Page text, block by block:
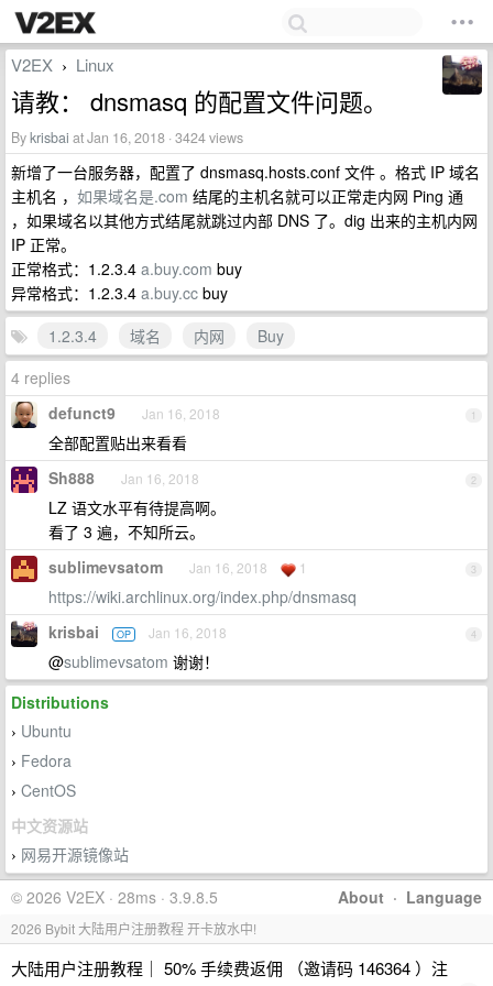
V2EX › Linux
请教： dnsmasq 的配置文件问题。
Bykrisbai at Jan 16, 2018 · 3424 views
新增了一台服务器，配置了 dnsmasq.hosts.conf 文件 。格式 IP 域名
主机名 ， 如果域名是.com 结尾的主机名就可以正常走内网 Ping 通
，如果域名以其他方式结尾就跳过内部 DNS 了。dig 出来的主机内网
IP 正常。
正常格式：1.2.3.4 a.buy.com buy
异常格式：1.2.3.4 a.buy.cc buy
1.2.3.4
域名 内网
Buy
4 replies
1
defunct9 Jan 16, 2018
全部配置贴出来看看
2
Sh888 Jan 16, 2018
LZ 语文水平有待提高啊。
看了 3 遍，不知所云。
3
sublimevsatom Jan 16, 2018 1
https://wiki.archlinux.org/index.php/dnsmasq
4
krisbai OP Jan 16, 2018
@sublimevsatom 谢谢！
Distributions
› Ubuntu
› Fedora
› CentOS
中文资源站
› 网易开源镜像站
About · Language
© 2026 V2EX · 28ms · 3.9.8.5
2026 Bybit 大陆用户注册教程 开卡放水中!
大陆用户注册教程｜ 50% 手续费返佣 （邀请码 146364 ）注